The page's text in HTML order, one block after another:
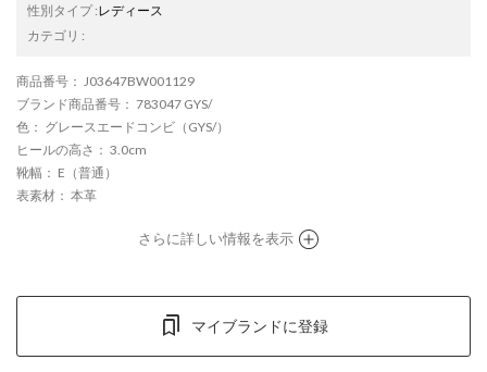
性別タイプ:レディース
カテゴリ :
商品番号 ： J03647BW001129
ブランド商品番号 ： 783047 GYS/
色 ： グレースエードコンビ（GYS/）
ヒールの高さ ： 3.0cm
靴幅 ： E（普通）
表素材 ： 本革
さらに詳しい情報を表示
マイブランドに登録